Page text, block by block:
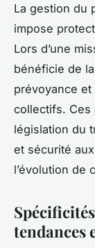
La gestion du
impose
Lors d’une
bénéficie de
prévoyance et
collectifs. Ces
législation du
et sécurité
l’évolution de
tendances